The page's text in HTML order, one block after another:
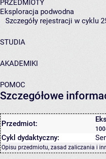
PRZEDMIOTY
Eksploracja podwodna
Szczegóły rejestracji w cyklu
STUDIA
AKADEMIKI
POMOC
Szczegółowe
Przedmiot:
Cykl dydaktyczny:
Opisu przedmiotu, zasad zaliczania i